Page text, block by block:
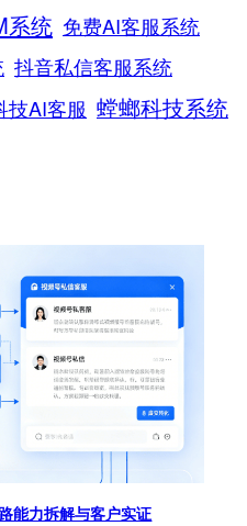
系统 免费AI客服系统
抖音私信客服系统
技AI客服 螳螂科技系统
能力拆解与客户实证